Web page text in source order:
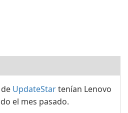
UpdateStartenían Lenovo
el mes pasado.